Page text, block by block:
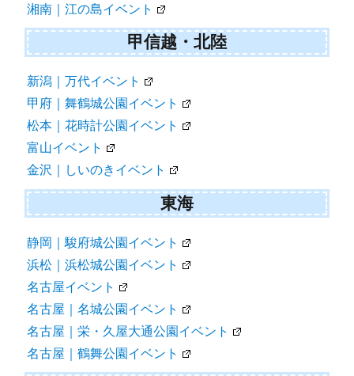
湘南｜江の島イベント
甲信越・北陸
新潟｜万代イベント
甲府｜舞鶴城公園イベント
松本｜花時計公園イベント
富山イベント
金沢｜しいのきイベント
東海
静岡｜駿府城公園イベント
浜松｜浜松城公園イベント
名古屋イベント
名古屋｜名城公園イベント
名古屋｜栄・久屋大通公園イベント
名古屋｜鶴舞公園イベント